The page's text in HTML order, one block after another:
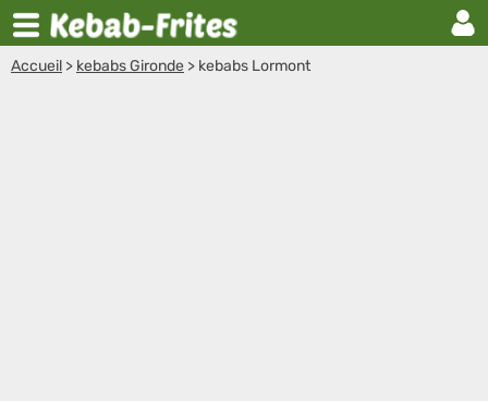
Accueil > kebabs Gironde > kebabs Lormont